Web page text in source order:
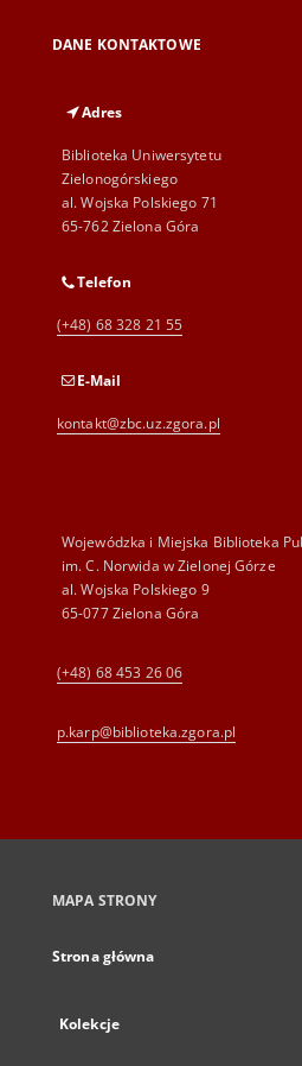
DANE KONTAKTOWE
Adres
Biblioteka Uniwersytetu
Zielonogórskiego
al. Wojska Polskiego 71
65-762 Zielona Góra
Telefon
(+48) 68 328 21 55
E-Mail
kontakt@zbc.uz.zgora.pl
Wojewódzka i Miejska Biblioteka
im. C. Norwida w Zielonej Górze
al. Wojska Polskiego 9
65-077 Zielona Góra
(+48) 68 453 26 06
p.karp@biblioteka.zgora.pl
MAPA STRONY
Strona główna
Kolekcje